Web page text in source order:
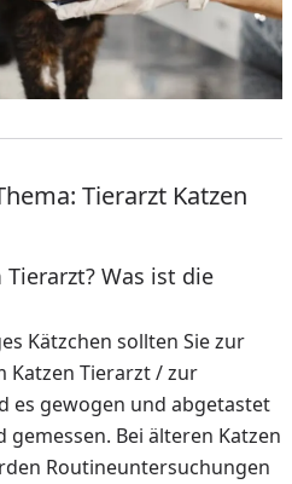
Tierarzt Katzen
Was ist die
Kätzchen sollten Sie zur
Katzen Tierarzt / zur
es gewogen und abgetastet
Bei älteren Katzen
Routineuntersuchungen